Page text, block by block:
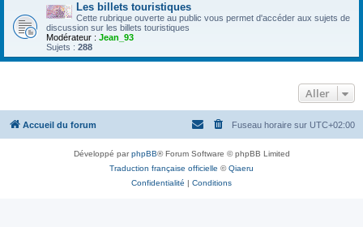
Les billets touristiques
Cette rubrique ouverte au public vous permet d'accéder aux sujets de
discussion sur les billets touristiques
Modérateur : Jean_93
Sujets : 288
Aller
Accueil du forum Fuseau horaire sur UTC+02:00
Développé parphpBB® Forum Software © phpBB Limited
Traduction française officielle ©Qiaeru
Confidentialité | Conditions